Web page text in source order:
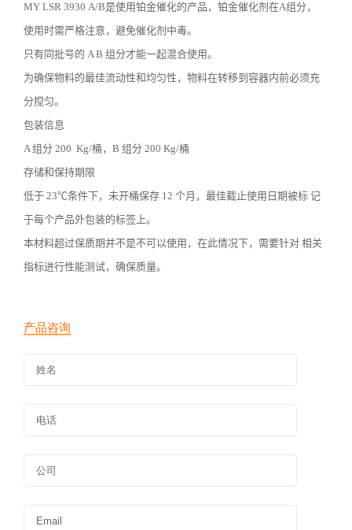
MY LSR 3930 A/B是使用铂金催化的产品，铂金催化剂在A组分，
使用时需严格注意，避免催化剂中毒。
只有同批号的 A B 组分才能一起混合使用。
为确保物料的最佳流动性和均匀性，物料在转移到容器内前必须充
分搅匀。
包装信息
A 组分 200 Kg/桶， B 组分 200 Kg/桶
存储和保持期限
低于 23℃条件下，未开桶保存 12 个月，最佳截止使用日期被标 记
于每个产品外包装的标签上。
本材料超过保质期并不是不可以使用，在此情况下，需要针对 相关
指标进行性能测试，确保质量。